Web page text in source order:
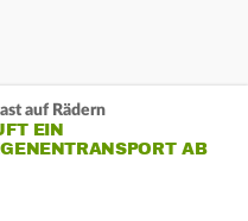
auf Rädern
EIN
AB